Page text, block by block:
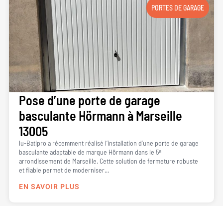
PORTES DE GARAGE
Pose d’une porte de garage
basculante Hörmann à Marseille
13005
lu-Batipro a récemment réalisé l’installation d’une porte de garage
basculante adaptable de marque Hörmann dans le 5ᵉ
arrondissement de Marseille. Cette solution de fermeture robuste
et fiable permet de moderniser...
EN SAVOIR PLUS